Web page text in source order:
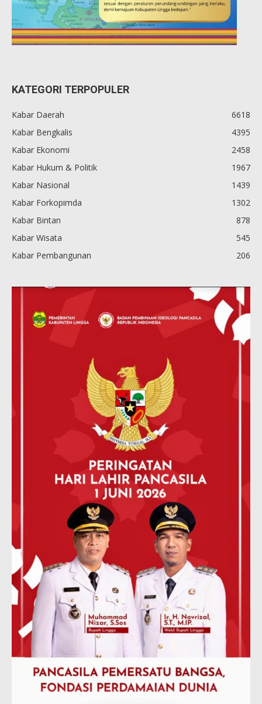
KATEGORI TERPOPULER
Kabar Daerah
6618
Kabar Bengkalis
4395
Kabar Ekonomi
2458
Kabar Hukum & Politik
1967
Kabar Nasional
1439
Kabar Forkopimda
1302
Kabar Bintan
878
Kabar Wisata
545
Kabar Pembangunan
206